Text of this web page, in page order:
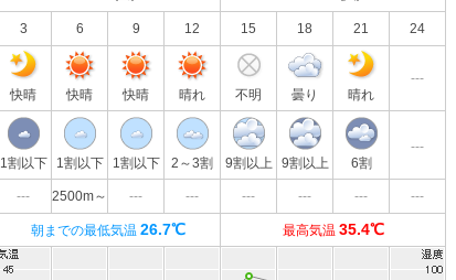
3 6 9 12 15 18 21 24
快晴 快晴 快晴 晴れ 不明 曇り 晴れ
---
1割以下 1割以下 1割以下 2～3割 9割以上 9割以上 6割
---
--- 2500m～ --- --- --- --- --- ---
朝までの最低気温 26.7℃ 最高気温 35.4℃